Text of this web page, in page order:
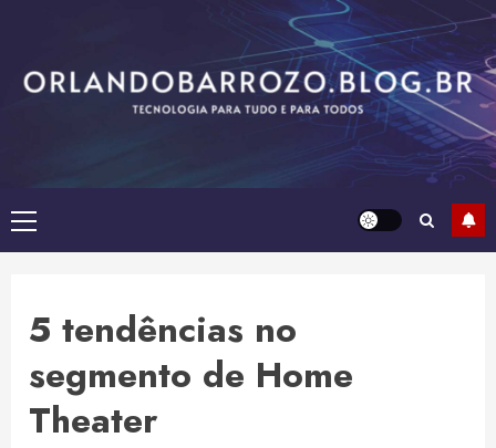
content
Primary
Menu
5 tendências no
segmento de Home
Theater